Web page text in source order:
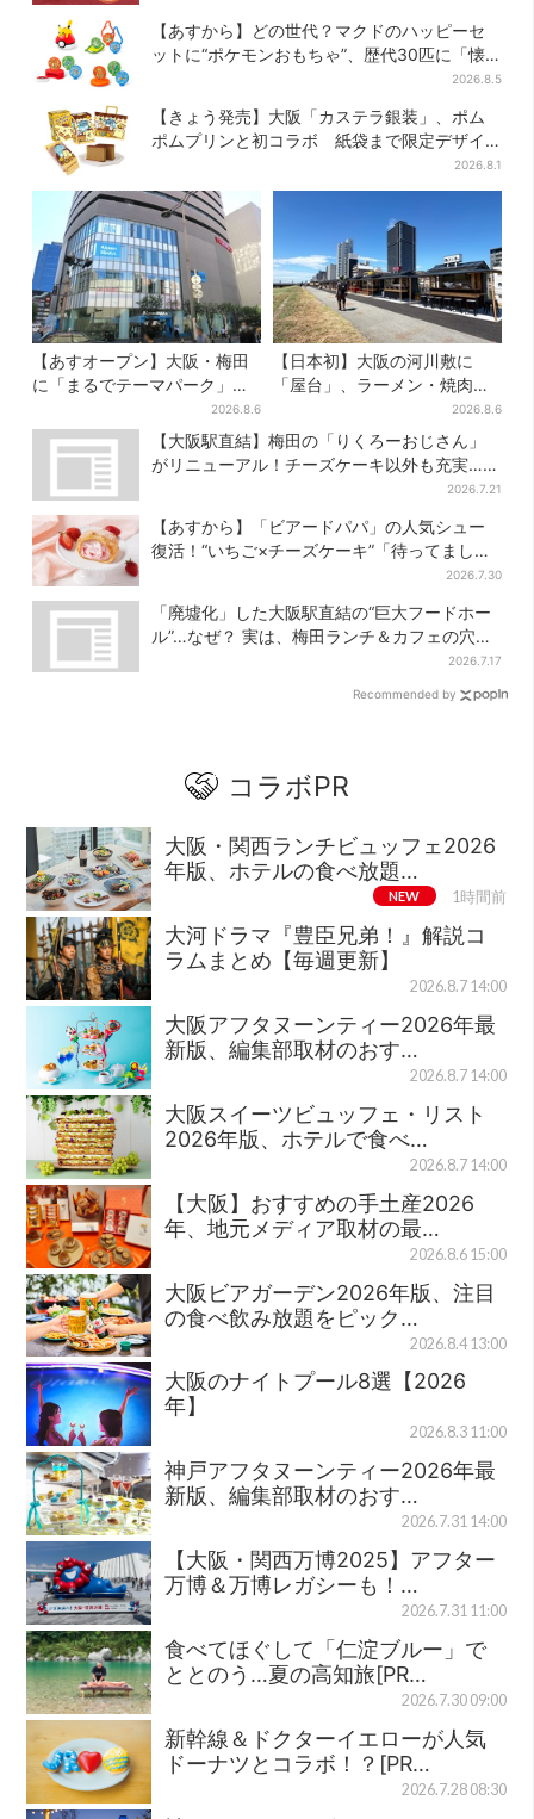
【あすから】どの世代？マクドのハッピーセ
ットに“ポケモンおもちゃ”、歴代30匹に「懐
2026.8.5
【きょう発売】大阪「カステラ銀装」、ポム
ポムプリンと初コラボ 紙袋まで限定デザイ
2026.8.1
【あすオープン】大阪・梅田
に「まるでテーマパーク」な
巨大スポーツ店、461ブラン
ド集結！ 6フロアをまとめて
紹介
2026.8.6
【日本初】大阪の河川敷に
「屋台」、ラーメン・焼肉・
しゃぶしゃぶ・カフェまで…
22店舗がオープン
2026.8.6
【大阪駅直結】梅田の「りくろーおじさん」
がリニューアル！チーズケーキ以外も充実…並
2026.7.21
【あすから】「ビアードパパ」の人気シュー
復活！“いちご×チーズケーキ”「待ってまし
2026.7.30
「廃墟化」した大阪駅直結の“巨大フードホー
ル”…なぜ？ 実は、梅田ランチ＆カフェの穴場
2026.7.17
Recommended by
コラボPR
大阪・関西ランチビュッフェ2026
年版、ホテルの食べ放題…
NEW 1時間前
大河ドラマ『豊臣兄弟！』解説コ
ラムまとめ【毎週更新】
2026.8.7 14:00
大阪アフタヌーンティー2026年最
新版、編集部取材のおす…
2026.8.7 14:00
大阪スイーツビュッフェ・リスト
2026年版、ホテルで食べ…
2026.8.7 14:00
【大阪】おすすめの手土産2026
年、地元メディア取材の最…
2026.8.6 15:00
大阪ビアガーデン2026年版、注目
の食べ飲み放題をピック…
2026.8.4 13:00
大阪のナイトプール8選【2026
年】
2026.8.3 11:00
神戸アフタヌーンティー2026年最
新版、編集部取材のおす…
2026.7.31 14:00
【大阪・関西万博2025】アフター
万博＆万博レガシーも！…
2026.7.31 11:00
食べてほぐして「仁淀ブルー」で
ととのう…夏の高知旅[PR…
2026.7.30 09:00
新幹線＆ドクターイエローが人気
ドーナツとコラボ！？[PR…
2026.7.28 08:30